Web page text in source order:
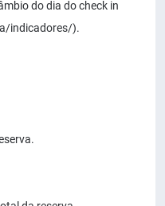
do dia do check in
indicadores/).